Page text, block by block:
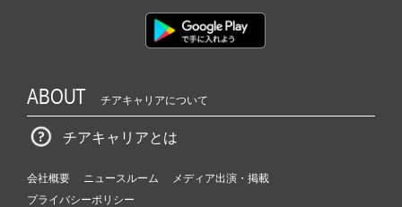
ABOUT チアキャリアについて
チアキャリアとは
会社概要 ニュースルーム
メディア出演・掲載
プライバシーポリシー